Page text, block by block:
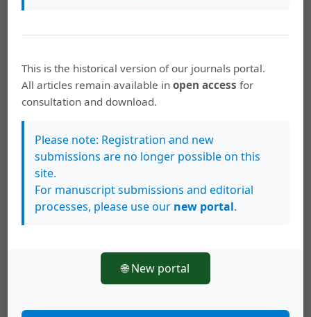
Artículos más leídos del mismo autor/a
Gabriel Calderón Valverde, Mauricio Cordero
Alfaro,Síndrome Antifosfolípido Obstétrico
Gabriel Calderón Valverde, Juan Diego Salazar
This is the historical version of our journals portal.
All articles remain available inopen access for
consultation and download.
Please note: Registration and new
submissions are no longer possible on this
site.
For manuscript submissions and editorial
processes, please use our new portal.
🌐 New portal